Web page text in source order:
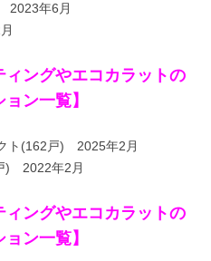
2023年6月
ィングやエコカラットの
ン一覧】
ト(162戸) 2025年2月
) 2022年2月
ィングやエコカラットの
ン一覧】